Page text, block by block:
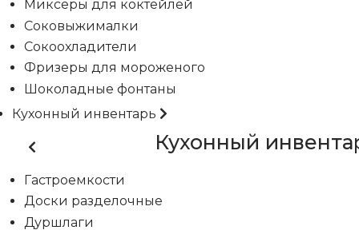
Миксеры для коктейлей
Соковыжималки
Сокоохладители
Фризеры для мороженого
Шоколадные фонтаны
Кухонный инвентарь
Кухонный
Гастроемкости
Доски разделочные
Дуршлаги